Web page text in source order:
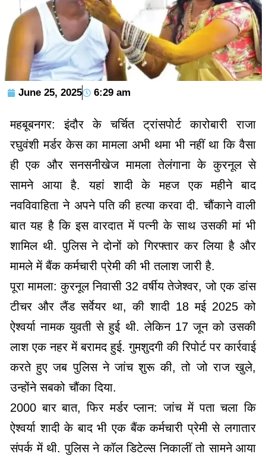
June 25, 2025 6:29 am
महबूबनगर: इंदौर के चर्चित ट्रांसपोर्ट कारोबारी राजा
रघुवंशी मर्डर केस का मामला अभी थमा भी नहीं था कि वैसा
ही एक और सनसनीखेज मामला तेलंगाना के कुरनूल से
सामने आया है. यहां शादी के महज एक महीने बाद
नवविवाहिता ने अपने पति की हत्या करवा दी. चौंकाने वाली
बात यह है कि इस वारदात में पत्नी के साथ उसकी मां भी
शामिल थी. पुलिस ने दोनों को गिरफ्तार कर लिया है और
मामले में बैंक कर्मचारी प्रेमी की भी तलाश जारी है.
पूरा मामला: कुरनूल निवासी 32 वर्षीय तेजेश्वर, जो एक डांस
टीचर और लैंड सर्वेयर था, की शादी 18 मई 2025 को
ऐश्वर्या नामक युवती से हुई थी. लेकिन 17 जून को उसकी
लाश एक नहर में बरामद हुई. गुमशुदगी की रिपोर्ट पर कार्रवाई
करते हुए जब पुलिस ने जांच शुरू की, तो जो राज खुले,
उन्होंने सबको चौंका दिया.
2000 बार बात, फिर मर्डर प्लान: जांच में पता चला कि
ऐश्वर्या शादी के बाद भी एक बैंक कर्मचारी प्रेमी से लगातार
संपर्क में थी. पुलिस ने कॉल डिटेल्स निकालीं तो सामने आया